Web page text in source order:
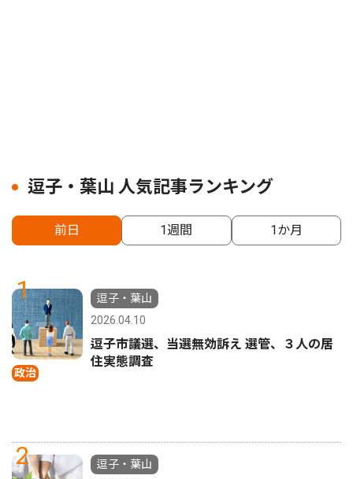
逗子・葉山 人気記事ランキング
前日 1週間 1か月
1
政治
逗子・葉山
2026.04.10
逗子市議選、当選無効訴え 選管、３人の居
住実態調査
2
逗子・葉山